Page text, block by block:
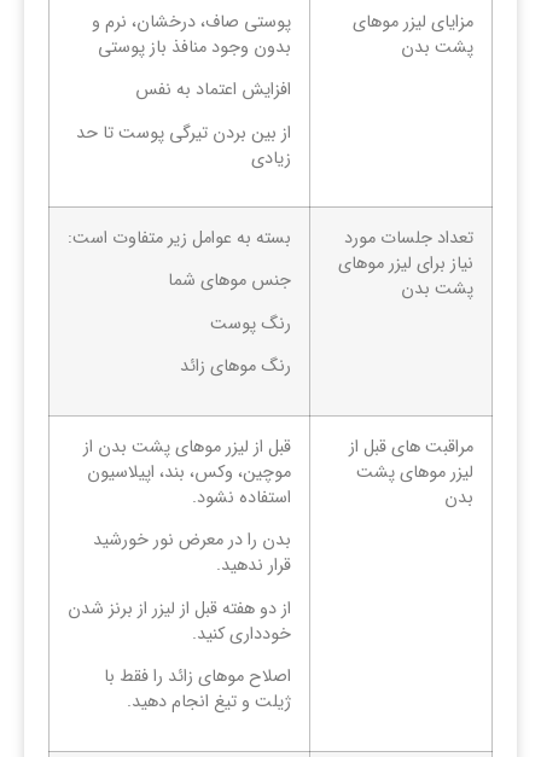
مزایای لیزر موهای
پشت بدن
پوستی صاف، درخشان، نرم و
بدون وجود منافذ باز پوستی
افزایش اعتماد به نفس
از بین بردن تیرگی پوست تا حد
زیادی
تعداد جلسات مورد
نیاز برای لیزر موهای
پشت بدن
بسته به عوامل زیر متفاوت است:
جنس موهای شما
رنگ پوست
رنگ موهای زائد
مراقبت های قبل از
لیزر موهای پشت
بدن
قبل از لیزر موهای پشت بدن از
موچین، وکس، بند، اپیلاسیون
استفاده نشود.
بدن را در معرض نور خورشید
قرار ندهید.
از دو هفته قبل از لیزر از برنز شدن
خودداری کنید.
اصلاح موهای زائد را فقط با
ژیلت و تیغ انجام دهید.